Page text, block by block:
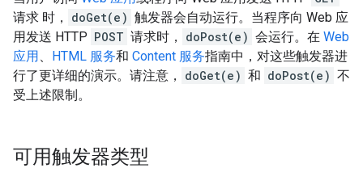
请求 时，
doGet(e) 触发器会自动运行。当程序向 Web 应
用发送 HTTP POST 请求时， doPost(e) 会运行。在 Web
应用、 HTML 服务和 Content 服务指南中，对这些触发器进
行了更详细的演示。请注意，
doGet(e) 和 doPost(e) 不
受上述限制。
可用触发器类型